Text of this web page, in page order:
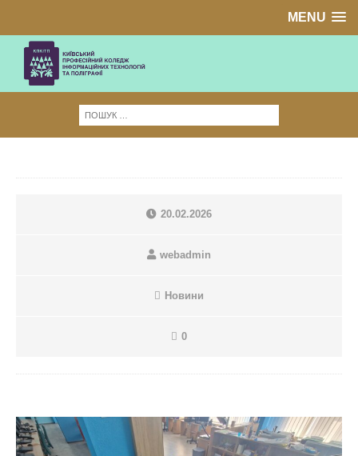
MENU
20.02.2026
webadmin
Новини
0